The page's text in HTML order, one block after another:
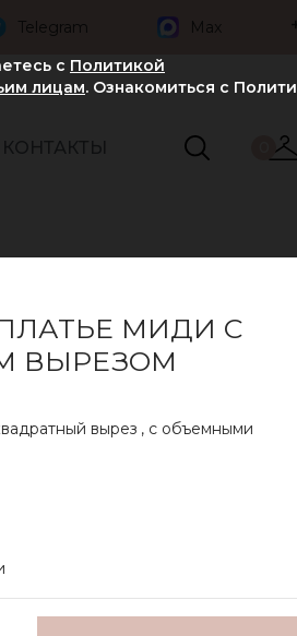
Telegram Max
КОНТАКТЫ
МИДИ С
ВЫРЕЗОМ
вырез , с объемными
с Политикой
лицам. Ознакомиться с